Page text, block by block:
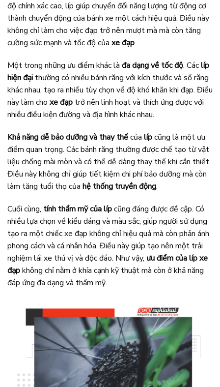
độ chính xác cao, líp giúp chuyển đổi năng lượng từ động cơ
thành chuyển động của bánh xe một cách hiệu quả. Điều này
không chỉ làm cho việc đạp trở nên mượt mà mà còn tăng
cường sức mạnh và tốc độ của xe đạp.
Một trong những ưu điểm khác là đa dạng về tốc độ. Cáclíp
hiện đại thường có nhiều bánh răng với kích thước và số răng
khác nhau, tạo ra nhiều tùy chọn về độ khó khăn khi đạp. Điều
này làm cho xe đạp trở nên linh hoạt và thích ứng được với
nhiều điều kiện đường và địa hình khác nhau.
Khả năng dễ bảo dưỡng và thay thếcủa lípcũng là một ưu
điểm quan trọng. Các bánh răng thường được chế tạo từ vật
liệu chống mài mòn và có thể dễ dàng thay thế khi cần thiết.
Điều này không chỉ giúp tiết kiệm chi phí bảo dưỡng mà còn
làm tăng tuổi thọ của hệ thống truyền động.
Cuối cùng, tính thẩm mỹ của lípcũng đáng được đề cập. Có
nhiều lựa chọn về kiểu dáng và màu sắc, giúp người sử dụng
tạo ra một chiếc xe đạp không chỉ hiệu quả mà còn phản ánh
phong cách và cá nhân hóa. Điều này giúp tạo nên một trải
nghiệm lái xe thú vị và độc đáo. Như vậy, ưu điểm của líp xe
đạpkhông chỉ nằm ở khía cạnh kỹ thuật mà còn ở khả năng
đáp ứng đa dạng và thẩm mỹ.